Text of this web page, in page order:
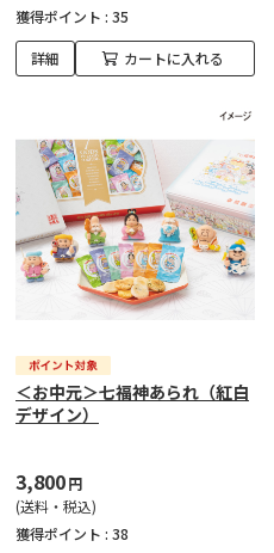
獲得ポイント : 35
詳細 カートに入れる
＜お中元＞七福神あられ（紅白
デザイン）
3,800円
(送料・税込)
獲得ポイント : 38